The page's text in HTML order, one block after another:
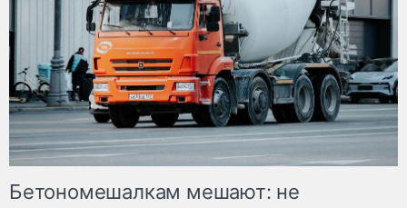
Бетономешалкам мешают: не